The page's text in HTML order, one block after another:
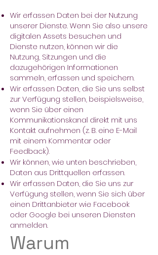
Wir erfassen Daten bei der Nutzung
unserer Dienste. Wenn Sie also unsere
digitalen Assets besuchen und
Dienste nutzen, können wir die
Nutzung, Sitzungen und die
dazugehörigen Informationen
sammeln, erfassen und speichern.
Wir erfassen Daten, die Sie uns selbst
zur Verfügung stellen, beispielsweise,
wenn Sie über einen
Kommunikationskanal direkt mit uns
Kontakt aufnehmen (z. B. eine E-Mail
mit einem Kommentar oder
Feedback).
Wir können, wie unten beschrieben,
Daten aus Drittquellen erfassen.
Wir erfassen Daten, die Sie uns zur
Verfügung stellen, wenn Sie sich über
einen Drittanbieter wie Facebook
oder Google bei unseren Diensten
anmelden.
Warum